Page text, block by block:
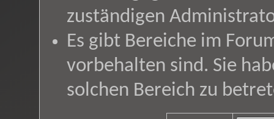
zuständigen
Es gibt Bereiche im
vorbehalten sind. Sie
solchen Bereich zu